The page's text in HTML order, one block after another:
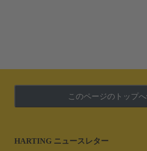
このページのトップへ
HARTING ニュースレター